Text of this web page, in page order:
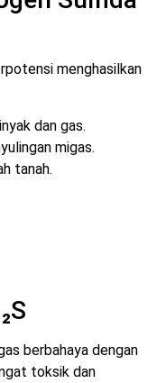
menghasilkan
dan gas.
migas.
tanah.
berbahaya dengan
toksik dan